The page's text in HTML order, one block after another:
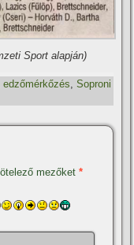
Sport alapján)
edzőmérkőzés,Soproni
mezőket*